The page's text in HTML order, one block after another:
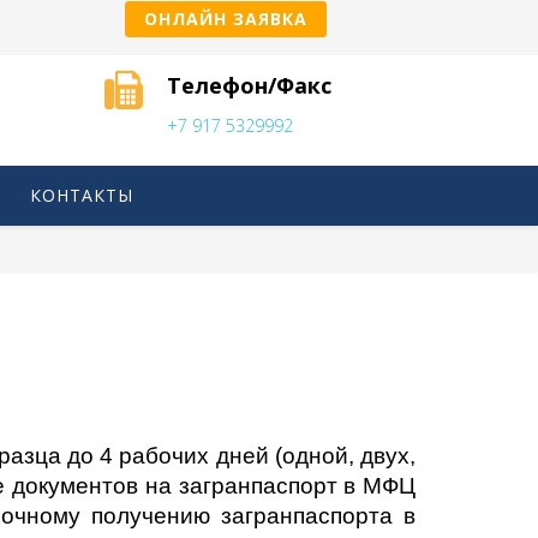
ОНЛАЙН ЗАЯВКА
Телефон/Факс
+7 917 5329992
КОНТАКТЫ
до 4 рабочих дней (одной, двух,
на загранпаспорт в МФЦ
получению загранпаспорта в